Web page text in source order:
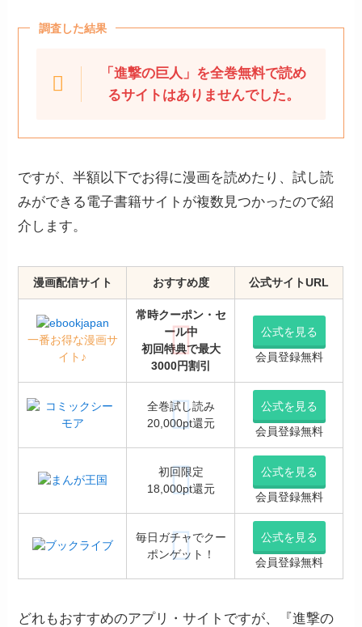
調査した結果
「進撃の巨人」を全巻無料で読め
るサイトはありませんでした。
ですが、半額以下でお得に漫画を読めたり、試し読
みができる電子書籍サイトが複数見つかったので紹
介します。
漫画配信サイト おすすめ度 公式サイトURL
一番お得な漫画サ
イト♪
常時クーポン・セ
ール中
初回特典で最大
3000円割引
公式を見る
会員登録無料
全巻試し読み
20,000pt還元
公式を見る
会員登録無料
初回限定
18,000pt還元
公式を見る
会員登録無料
毎日ガチャでクー
ポンゲット！
公式を見る
会員登録無料
どれもおすすめのアプリ・サイトですが、『進撃の